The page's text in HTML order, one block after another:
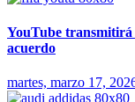
YouTube
acuerdo
martes, marzo 17,